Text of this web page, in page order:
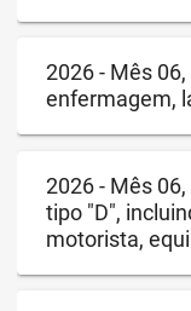
2026 - Mês
enfermagem,
2026 - Mês
tipo "D",
motorista,